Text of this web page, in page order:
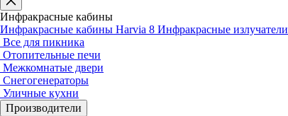
Инфракрасные кабины
Инфракрасные кабины Harvia 8 Инфракрасные излучатели
Все для пикника
Отопительные печи
Межкомнатые двери
Снегогенераторы
Уличные кухни
Производители